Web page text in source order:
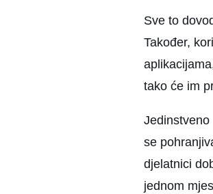
Sve to
Također,
tako će im
se
djelatnici
jednom